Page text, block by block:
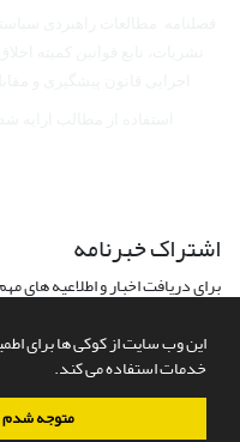
این وب سایت از کوکی ها برای
خدمات استفاده می کند.
متوجه شدم
اشتراک خبرنامه
برای دریافت اخبار و اطلاعیه